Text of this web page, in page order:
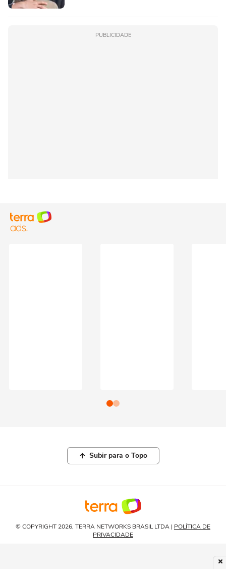
PUBLICIDADE
Subir para o Topo
© COPYRIGHT 2026, TERRA NETWORKS BRASIL LTDA | POLÍTICA DE
PRIVACIDADE